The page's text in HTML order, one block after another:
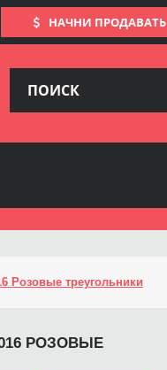
НАЧНИ ПРОДАВАТЬ
Розовые треугольники
РОЗОВЫЕ